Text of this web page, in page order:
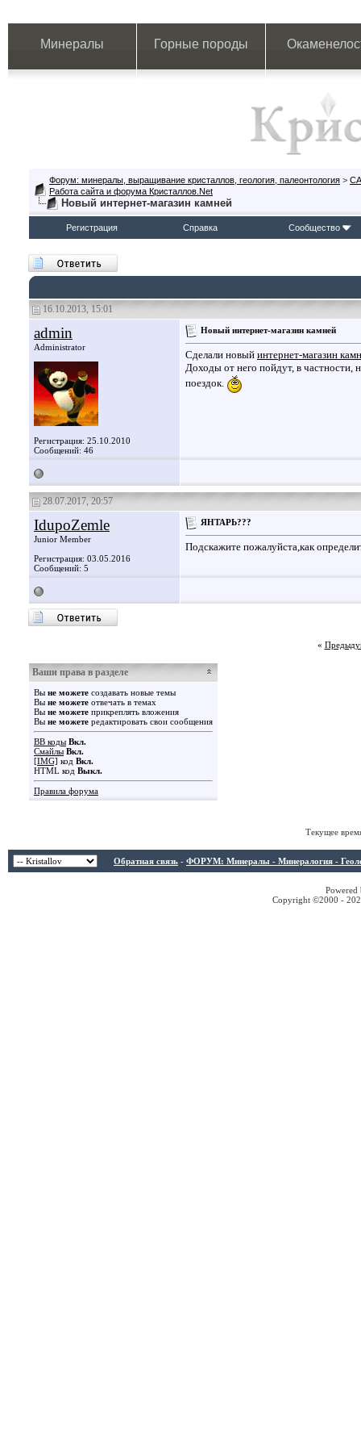
Минералы Горные породы
Форум: минералы, выращивание кристаллов, геология, палеонтология >
Работа сайта и форума Кристаллов.Net
Новый интернет-магазин камней
Регистрация Справка Сообщество
16.10.2013, 15:01
admin
Administrator
Регистрация: 25.10.2010
Сообщений: 46
Новый интернет-магазин камней
Сделали новый интернет-магазин
Доходы от него пойдут, в частности,
поездок.
28.07.2017, 20:57
IdupoZemle
Junior Member
Регистрация: 03.05.2016
Сообщений: 5
ЯНТАРЬ???
Подскажите пожалуйста,как
«
Ваши права в разделе
Вы не можете создавать новые темы
Вы не можете отвечать в темах
Вы не можете прикреплять вложения
Вы не можете редактировать свои сообщения
BB коды Вкл.
Смайлы Вкл.
[IMG] код Вкл.
HTML код Выкл.
Правила форума
Текущее
Обратная связь - ФОРУМ: Минералы - Минералогия -
Copyright ©2000 -